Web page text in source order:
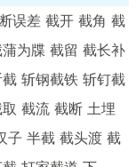
误差 截开 截角 截
为牒 截留 截长补
截 斩钢截铁 斩钉截
截流 截断 土埋
子 半截 截头渡 截